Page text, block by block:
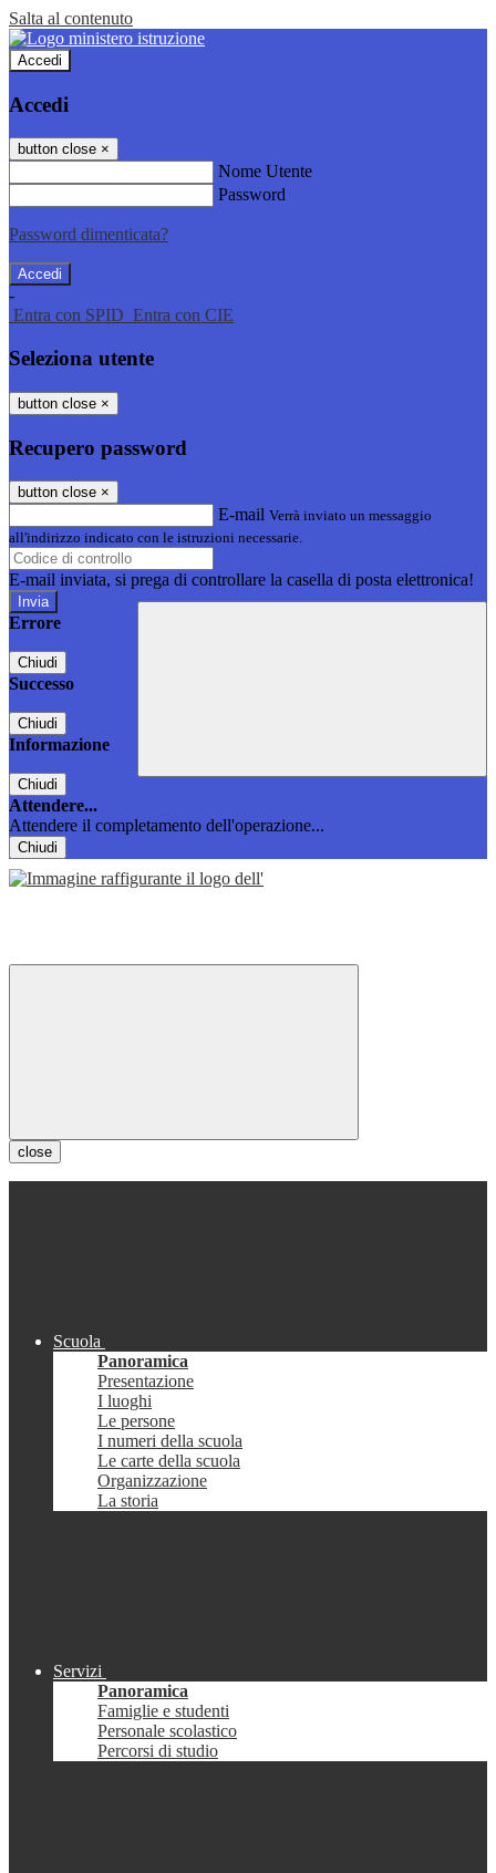
Salta al contenuto
Accedi
Accedi
button close ×
Nome Utente
Password
Password dimenticata?
-
Entra con SPID Entra con CIE
Seleziona utente
button close ×
Recupero password
button close ×
E-mail Verrà inviato un messaggio
all'indirizzo indicato con le istruzioni necessarie.
E-mail inviata, si prega di controllare la casella di posta elettronica!
Errore
Chiudi
Successo
Chiudi
Informazione
Chiudi
Attendere...
Attendere il completamento dell'operazione...
Chiudi
close
Scuola
Panoramica
Presentazione
I luoghi
Le persone
I numeri della scuola
Le carte della scuola
Organizzazione
La storia
Servizi
Panoramica
Famiglie e studenti
Personale scolastico
Percorsi di studio